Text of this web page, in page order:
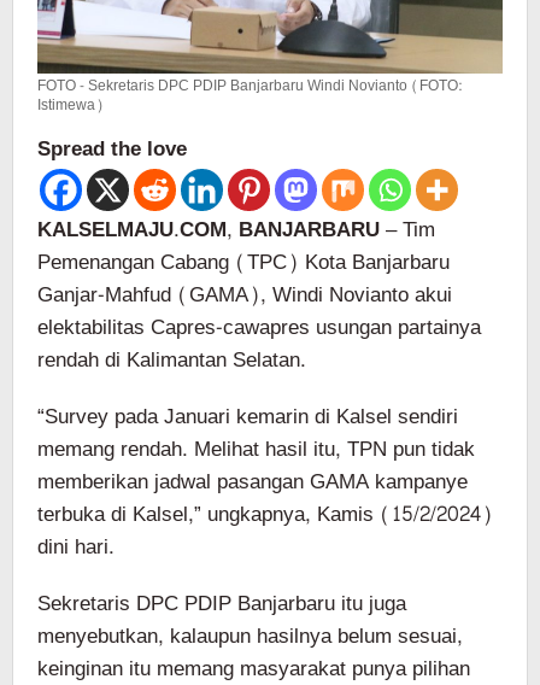
FOTO - Sekretaris DPC PDIP Banjarbaru Windi Novianto (FOTO:
Istimewa)
Spread the love
KALSELMAJU.COM, BANJARBARU– Tim
Pemenangan Cabang (TPC) Kota Banjarbaru
Ganjar-Mahfud (GAMA), Windi Novianto akui
elektabilitas Capres-cawapres usungan partainya
rendah di Kalimantan Selatan.
“Survey pada Januari kemarin di Kalsel sendiri
memang rendah. Melihat hasil itu, TPN pun tidak
memberikan jadwal pasangan GAMA kampanye
terbuka di Kalsel,” ungkapnya, Kamis (15/2/2024)
dini hari.
Sekretaris DPC PDIP Banjarbaru itu juga
menyebutkan, kalaupun hasilnya belum sesuai,
keinginan itu memang masyarakat punya pilihan